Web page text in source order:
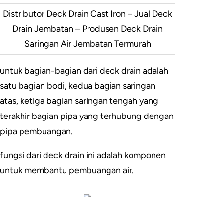
Distributor Deck Drain Cast Iron – Jual Deck
Drain Jembatan – Produsen Deck Drain
Saringan Air Jembatan Termurah
untuk bagian-bagian dari deck drain adalah
satu bagian bodi, kedua bagian saringan
atas, ketiga bagian saringan tengah yang
terakhir bagian pipa yang terhubung dengan
pipa pembuangan.
fungsi dari deck drain ini adalah komponen
untuk membantu pembuangan air.